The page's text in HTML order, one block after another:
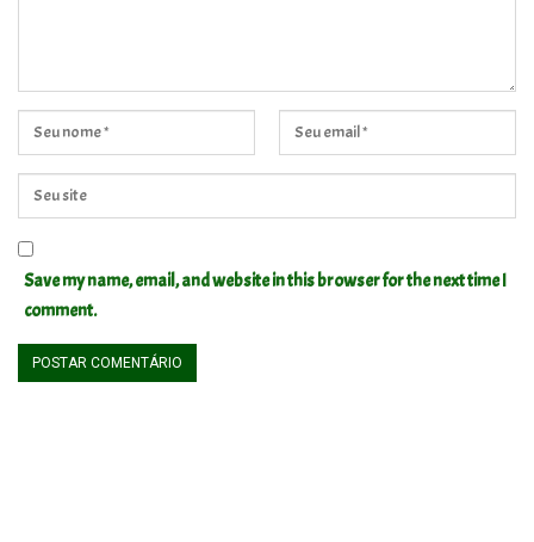
Save my name, email, and website in this browser for the next time I
comment.